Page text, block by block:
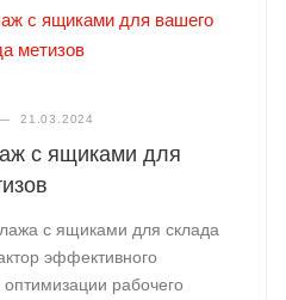
21.03.2024
с ящиками для
с ящиками для склада
эффективного
рабочего